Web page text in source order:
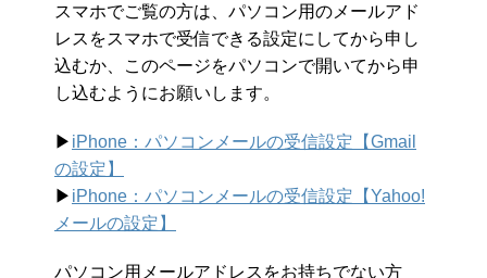
スマホでご覧の方は、パソコン用のメールアド
レスをスマホで受信できる設定にしてから申し
込むか、このページをパソコンで開いてから申
し込むようにお願いします。
▶︎ iPhone：パソコンメールの受信設定【Gmail
の設定】
▶︎ iPhone：パソコンメールの受信設定【Yahoo!
メールの設定】
パソコン用メールアドレスをお持ちでない方